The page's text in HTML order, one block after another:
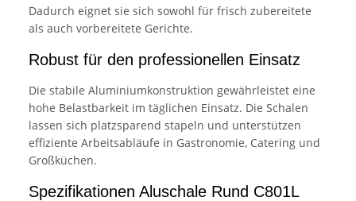
Dadurch eignet sie sich sowohl für frisch zubereitete
als auch vorbereitete Gerichte.
Robust für den professionellen Einsatz
Die stabile Aluminiumkonstruktion gewährleistet eine
hohe Belastbarkeit im täglichen Einsatz. Die Schalen
lassen sich platzsparend stapeln und unterstützen
effiziente Arbeitsabläufe in Gastronomie, Catering und
Großküchen.
Spezifikationen Aluschale Rund C801L